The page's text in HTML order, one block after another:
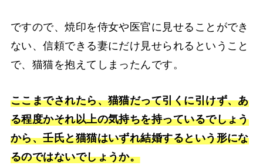
ですので、焼印を侍女や医官に見せることができ
ない、信頼できる妻にだけ見せられるということ
で、猫猫を抱えてしまったんです。
ここまでされたら、猫猫だって引くに引けず、あ
る程度かそれ以上の気持ちを持っているでしょう
から、壬氏と猫猫はいずれ結婚するという形にな
るのではないでしょうか。